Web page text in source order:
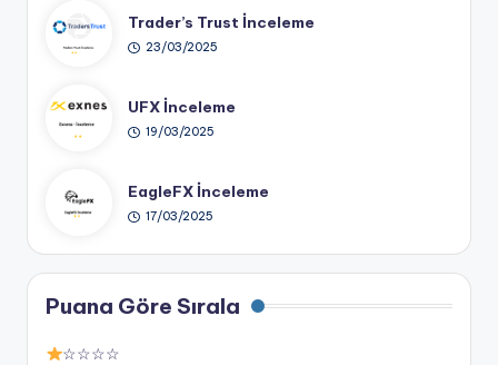
Trader’s Trust İnceleme
23/03/2025
UFX İnceleme
19/03/2025
EagleFX İnceleme
17/03/2025
Puana Göre Sırala
☆☆☆☆